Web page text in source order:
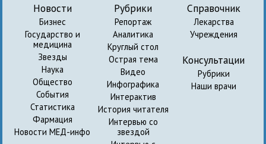
Новости
Бизнес
Государство и
медицина
Звезды
Наука
Общество
События
Статистика
Фармация
Новости МЕД-инфо
Рубрики
Репортаж
Аналитика
Круглый стол
Острая тема
Видео
Инфографика
Интерактив
История читателя
Интервью со
звездой
Справочник
Лекарства
Учреждения
Консультации
Рубрики
Наши врачи